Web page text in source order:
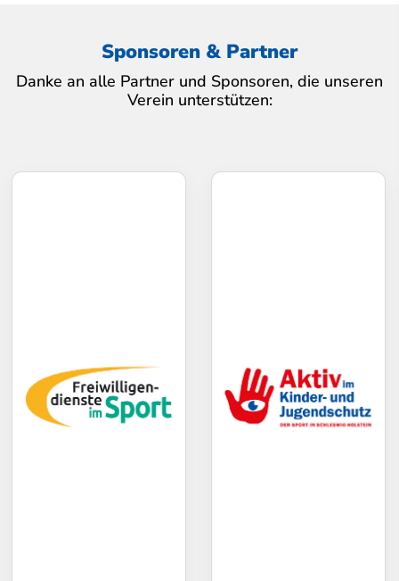
Sponsoren & Partner
Danke an alle Partner und Sponsoren, die unseren
Verein unterstützen: